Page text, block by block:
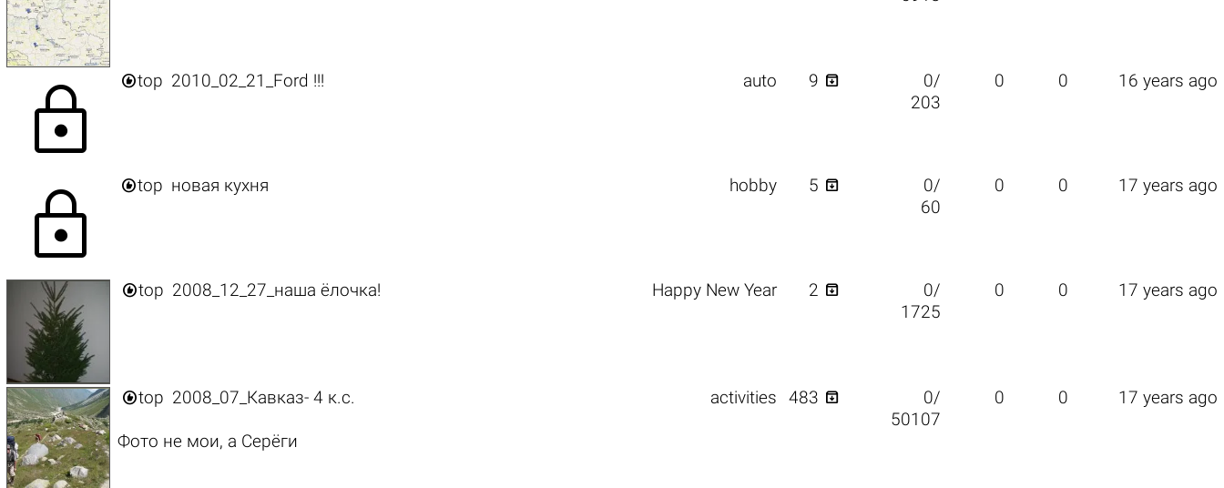
lock top 2010_02_21_Ford !!! auto 9 
0/
203
0 0 16 years ago
lock top новая кухня hobby 5 
0/
60
0 0 17 years ago
top 2008_12_27_наша ёлочка! Happy New Year 2 
0/
1725
0 0 17 years ago
top 2008_07_Кавказ- 4 к.с.
Фото не мои, а Серёги
activities 483 
0/
50107
0 0 17 years ago